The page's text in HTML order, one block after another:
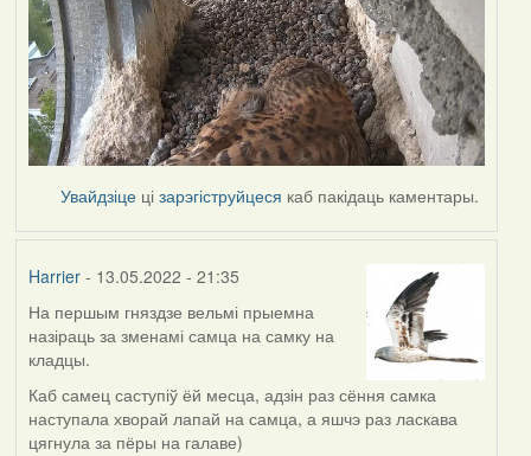
Увайдзіце цізарэгіструйцеся каб пакідаць каментары.
Harrier- 13.05.2022 - 21:35
На першым гняздзе вельмі прыемна
назіраць за зменамі самца на самку на
кладцы.
Каб самец саступіў ёй месца, адзін раз сёння самка
наступала хворай лапай на самца, а яшчэ раз ласкава
цягнула за пёры на галаве)